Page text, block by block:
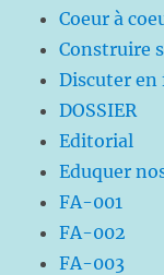
Coeur à
Construire
Discuter en
DOSSIER
Editorial
Eduquer
FA-001
FA-002
FA-003